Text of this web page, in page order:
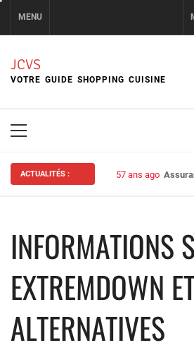
content
MENU
JCVS
VOTRE GUIDE SHOPPING CUISINE
Primary
ACTUALITÉS : 57 ans ago
INFORMATIONS
EXTREMDOWN
ALTERNATIVES